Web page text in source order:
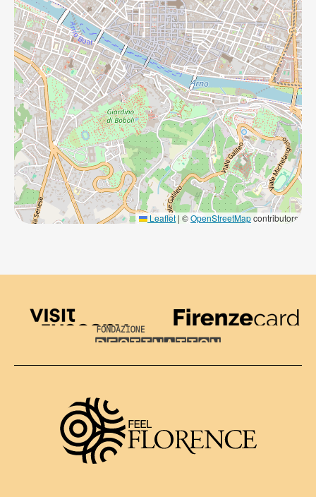
Leaflet | ©OpenStreetMapcontributors
Visit Tuscany
Firenze Card
Destination Florence